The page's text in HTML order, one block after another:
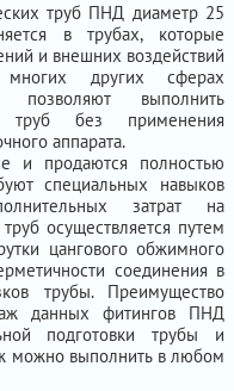
труб ПНД диаметр 25
в трубах, которые
и внешних воздействий
других сферах
позволяют выполнить
труб без применения
аппарата.
и продаются полностью
специальных навыков
затрат на
осуществляется путем
цангового обжимного
соединения в
трубы. Преимущество
данных фитингов ПНД
подготовки трубы и
можно выполнить в любом